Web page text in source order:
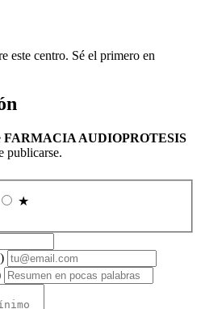
este centro. Sé el primero en
FARMACIA AUDIOPROTESIS
publicarse.
★